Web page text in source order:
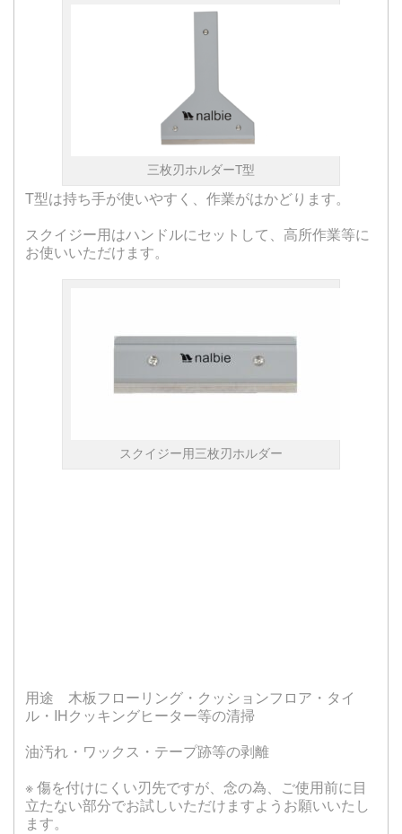
三枚刃ホルダーT型
T型は持ち手が使いやすく、作業がはかどります。
スクイジー用はハンドルにセットして、高所作業等に
お使いいただけます。
スクイジー用三枚刃ホルダー
用途 木板フローリング・クッションフロア・タイ
ル・IHクッキングヒーター等の清掃
油汚れ・ワックス・テープ跡等の剥離
※ 傷を付けにくい刃先ですが、念の為、ご使用前に目
立たない部分でお試しいただけますようお願いいたし
ます。